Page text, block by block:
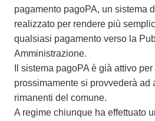
pagamento pagoPA, un sistema
realizzato per rendere più
qualsiasi pagamento verso la
Amministrazione.
Il sistema pagoPA è già attivo
prossimamente si provvederà ad
rimanenti del comune.
A regime chiunque ha effettuato